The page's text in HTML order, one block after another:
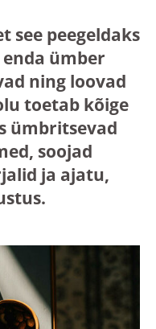
see peegeldaks
ümber
ning loovad
toetab kõige
ümbritsevad
soojad
ja ajatu,